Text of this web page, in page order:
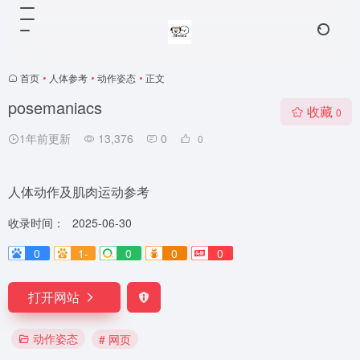
首页 • 人体参考 • 动作姿态 • 正文
posemaniacs
1年前更新 13,376 0 0
收藏 0
人体动作及肌肉运动参考
收录时间：
2025-06-30
0
1- 0 0 0
打开网站
动作姿态 # 网页